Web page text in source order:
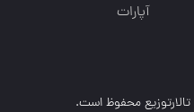
آپارات
محفوظ است.